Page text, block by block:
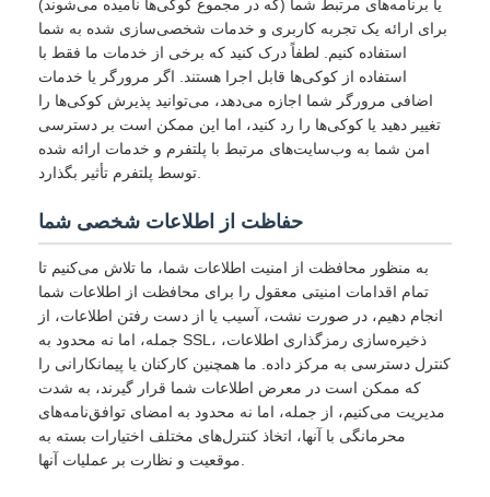
یا برنامه‌های مرتبط شما (که در مجموع کوکی‌ها نامیده می‌شوند)
برای ارائه یک تجربه کاربری و خدمات شخصی‌سازی شده به شما
استفاده کنیم. لطفاً درک کنید که برخی از خدمات ما فقط با
استفاده از کوکی‌ها قابل اجرا هستند. اگر مرورگر یا خدمات
اضافی مرورگر شما اجازه می‌دهد، می‌توانید پذیرش کوکی‌ها را
تغییر دهید یا کوکی‌ها را رد کنید، اما این ممکن است بر دسترسی
امن شما به وب‌سایت‌های مرتبط با پلتفرم و خدمات ارائه شده
حفاظت از اطلاعات شخصی شما
به منظور محافظت از امنیت اطلاعات شما، ما تلاش می‌کنیم تا
تمام اقدامات امنیتی معقول را برای محافظت از اطلاعات شما
انجام دهیم، در صورت نشت، آسیب یا از دست رفتن اطلاعات، از
جمله، اما نه محدود به SSL، ذخیره‌سازی رمزگذاری اطلاعات،
کنترل دسترسی به مرکز داده. ما همچنین کارکنان یا پیمانکارانی را
که ممکن است در معرض اطلاعات شما قرار گیرند، به شدت
مدیریت می‌کنیم، از جمله، اما نه محدود به امضای توافق‌نامه‌های
محرمانگی با آنها، اتخاذ کنترل‌های مختلف اختیارات بسته به